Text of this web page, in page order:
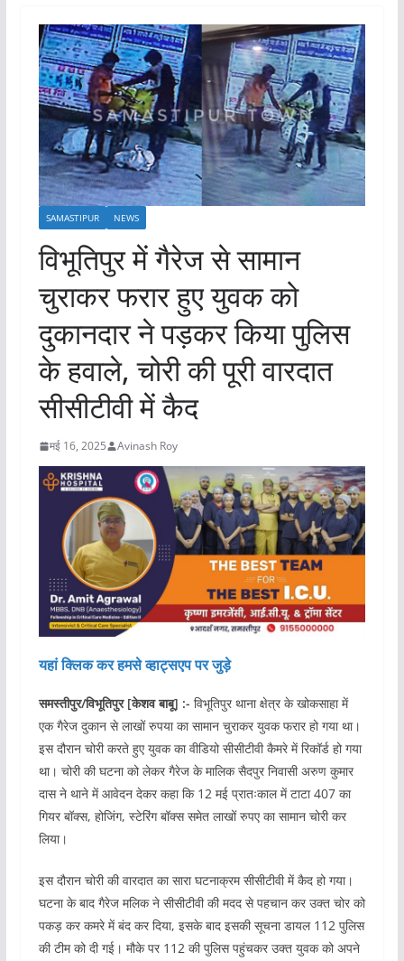
SAMASTIPUR NEWS
विभूतिपुर में गैरेज से सामान
चुराकर फरार हुए युवक को
दुकानदार ने पड़कर किया पुलिस
के हवाले, चोरी की पूरी वारदात
सीसीटीवी में कैद
मई 16, 2025 Avinash Roy
यहां क्लिक कर हमसे व्हाट्सएप पर जुड़े
समस्तीपुर/विभूतिपुर [केशव बाबू] :- विभूतिपुर थाना क्षेत्र के खोकसाहा में
एक गैरेज दुकान से लाखों रुपया का सामान चुराकर युवक फरार हो गया था।
इस दौरान चोरी करते हुए युवक का वीडियो सीसीटीवी कैमरे में रिकॉर्ड हो गया
था। चोरी की घटना को लेकर गैरेज के मालिक सैदपुर निवासी अरुण कुमार
दास ने थाने में आवेदन देकर कहा कि 12 मई प्रातःकाल में टाटा 407 का
गियर बॉक्स, होजिंग, स्टेरिंग बॉक्स समेत लाखों रुपए का सामान चोरी कर
लिया।
इस दौरान चोरी की वारदात का सारा घटनाक्रम सीसीटीवी में कैद हो गया।
घटना के बाद गैरेज मलिक ने सीसीटीवी की मदद से पहचान कर उक्त चोर को
पकड़ कर कमरे में बंद कर दिया, इसके बाद इसकी सूचना डायल 112 पुलिस
की टीम को दी गई। मौके पर 112 की पुलिस पहुंचकर उक्त युवक को अपने